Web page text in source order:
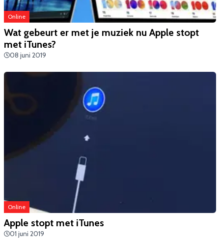
Online
Wat gebeurt er met je muziek nu Apple stopt
met iTunes?
08 juni 2019
Online
​Apple stopt met iTunes
01 juni 2019